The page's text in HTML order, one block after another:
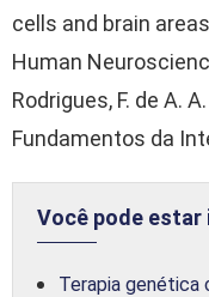
cells and brain
Human
Rodrigues, F. de A.
Fundamentos da
Você pode
Terapia genética